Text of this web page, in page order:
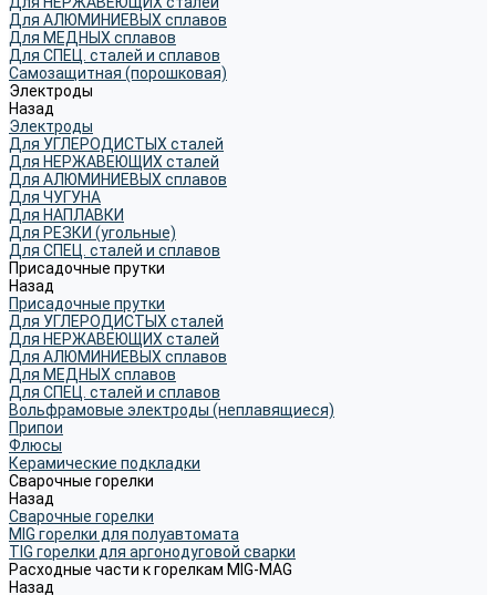
Для АЛЮМИНИЕВЫХ сплавов
Для МЕДНЫХ сплавов
Для СПЕЦ. сталей и сплавов
Самозащитная (порошковая)
Электроды
Назад
Электроды
Для УГЛЕРОДИСТЫХ сталей
Для НЕРЖАВЕЮЩИХ сталей
Для АЛЮМИНИЕВЫХ сплавов
Для ЧУГУНА
Для НАПЛАВКИ
Для РЕЗКИ (угольные)
Для СПЕЦ. сталей и сплавов
Присадочные прутки
Назад
Присадочные прутки
Для УГЛЕРОДИСТЫХ сталей
Для НЕРЖАВЕЮЩИХ сталей
Для АЛЮМИНИЕВЫХ сплавов
Для МЕДНЫХ сплавов
Для СПЕЦ. сталей и сплавов
Вольфрамовые электроды (неплавящиеся)
Припои
Флюсы
Керамические подкладки
Сварочные горелки
Назад
Сварочные горелки
MIG горелки для полуавтомата
TIG горелки для аргонодуговой сварки
Расходные части к горелкам MIG-MAG
Назад